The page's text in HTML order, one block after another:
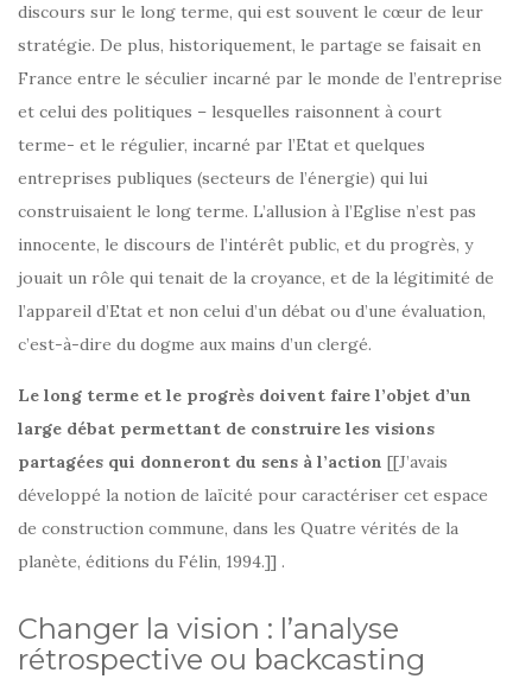
discours sur le long terme, qui est souvent le cœur de leur
stratégie. De plus, historiquement, le partage se faisait en
France entre le séculier incarné par le monde de l’entreprise
et celui des politiques – lesquelles raisonnent à court
terme- et le régulier, incarné par l’Etat et quelques
entreprises publiques (secteurs de l’énergie) qui lui
construisaient le long terme. L’allusion à l’Eglise n’est pas
innocente, le discours de l’intérêt public, et du progrès, y
jouait un rôle qui tenait de la croyance, et de la légitimité de
l’appareil d’Etat et non celui d’un débat ou d’une évaluation,
c’est-à-dire du dogme aux mains d’un clergé.
Le long terme et le progrès doivent faire l’objet d’un
large débat permettant de construire les visions
partagées qui donneront du sens à l’action [[J’avais
développé la notion de laïcité pour caractériser cet espace
de construction commune, dans les Quatre vérités de la
planète, éditions du Félin, 1994.]] .
Changer la vision : l’analyse
rétrospective ou backcasting